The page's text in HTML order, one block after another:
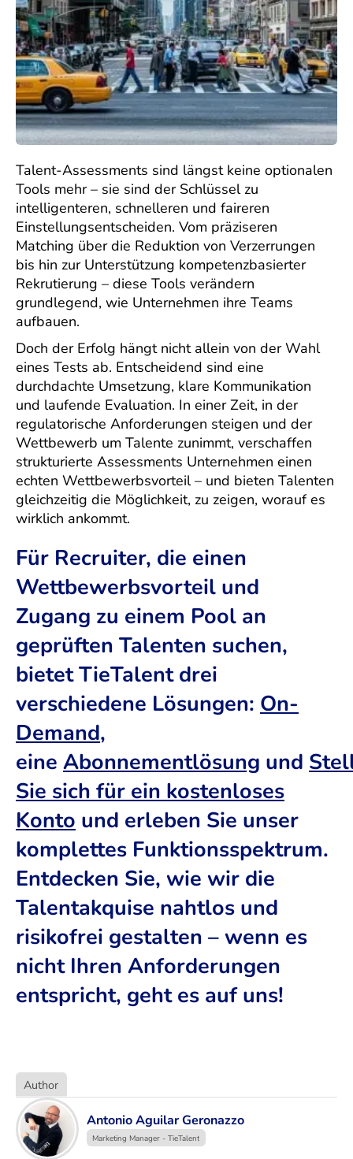
Talent-Assessments sind längst keine optionalen
Tools mehr – sie sind der Schlüssel zu
intelligenteren, schnelleren und faireren
Einstellungsentscheiden. Vom präziseren
Matching über die Reduktion von Verzerrungen
bis hin zur Unterstützung kompetenzbasierter
Rekrutierung – diese Tools verändern
grundlegend, wie Unternehmen ihre Teams
aufbauen.
Doch der Erfolg hängt nicht allein von der Wahl
eines Tests ab. Entscheidend sind eine
durchdachte Umsetzung, klare Kommunikation
und laufende Evaluation. In einer Zeit, in der
regulatorische Anforderungen steigen und der
Wettbewerb um Talente zunimmt, verschaffen
strukturierte Assessments Unternehmen einen
echten Wettbewerbsvorteil – und bieten Talenten
gleichzeitig die Möglichkeit, zu zeigen, worauf es
wirklich ankommt.
Für Recruiter, die einen
Wettbewerbsvorteil und
Zugang zu einem Pool an
geprüften Talenten suchen,
bietet TieTalent drei
verschiedene Lösungen: On-
Demand,
eine Abonnementlösung und
Sie sich für ein kostenloses
Konto und erleben Sie unser
komplettes Funktionsspektrum.
Entdecken Sie, wie wir die
Talentakquise nahtlos und
risikofrei gestalten – wenn es
nicht Ihren Anforderungen
entspricht, geht es auf uns!
Author
Antonio Aguilar Geronazzo
Marketing Manager - TieTalent